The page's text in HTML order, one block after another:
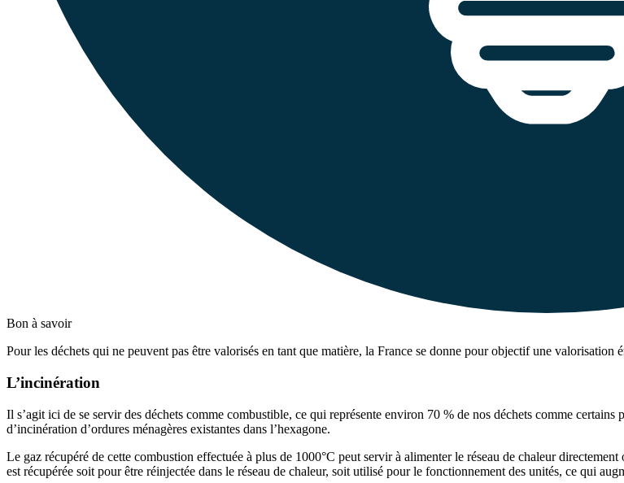
Bon à savoir
Pour les déchets qui ne peuvent pas être valorisés en tant que matière, la France se donne pour objectif une valorisation
L’incinération
Il s’agit ici de se servir des déchets comme combustible, ce qui représente environ 70 % de nos déchets comme
d’incinération d’ordures ménagères existantes dans l’hexagone.
Le gaz récupéré de cette combustion effectuée à plus de 1000°C peut servir à alimenter le réseau de chaleur
est récupérée soit pour être réinjectée dans le réseau de chaleur, soit utilisé pour le fonctionnement des unités, ce qui